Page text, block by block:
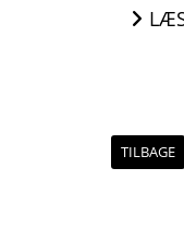
TILBAGE